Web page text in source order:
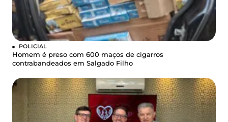
POLICIAL
Homem é preso com 600 maços de cigarros
contrabandeados em Salgado Filho